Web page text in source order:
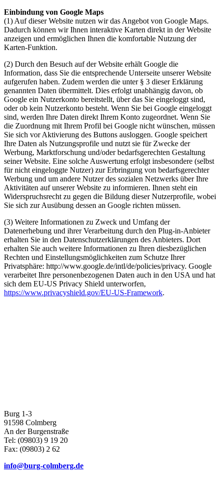
Einbindung von Google Maps
(1) Auf dieser Website nutzen wir das Angebot von Google Maps.
Dadurch können wir Ihnen interaktive Karten direkt in der Website
anzeigen und ermöglichen Ihnen die komfortable Nutzung der
Karten-Funktion.
(2) Durch den Besuch auf der Website erhält Google die
Information, dass Sie die entsprechende Unterseite unserer Website
aufgerufen haben. Zudem werden die unter § 3 dieser Erklärung
genannten Daten übermittelt. Dies erfolgt unabhängig davon, ob
Google ein Nutzerkonto bereitstellt, über das Sie eingeloggt sind,
oder ob kein Nutzerkonto besteht. Wenn Sie bei Google eingeloggt
sind, werden Ihre Daten direkt Ihrem Konto zugeordnet. Wenn Sie
die Zuordnung mit Ihrem Profil bei Google nicht wünschen, müssen
Sie sich vor Aktivierung des Buttons ausloggen. Google speichert
Ihre Daten als Nutzungsprofile und nutzt sie für Zwecke der
Werbung, Marktforschung und/oder bedarfsgerechten Gestaltung
seiner Website. Eine solche Auswertung erfolgt insbesondere (selbst
für nicht eingeloggte Nutzer) zur Erbringung von bedarfsgerechter
Werbung und um andere Nutzer des sozialen Netzwerks über Ihre
Aktivitäten auf unserer Website zu informieren. Ihnen steht ein
Widerspruchsrecht zu gegen die Bildung dieser Nutzerprofile, wobei
Sie sich zur Ausübung dessen an Google richten müssen.
(3) Weitere Informationen zu Zweck und Umfang der
Datenerhebung und ihrer Verarbeitung durch den Plug-in-Anbieter
erhalten Sie in den Datenschutzerklärungen des Anbieters. Dort
erhalten Sie auch weitere Informationen zu Ihren diesbezüglichen
Rechten und Einstellungsmöglichkeiten zum Schutze Ihrer
Privatsphäre: http://www.google.de/intl/de/policies/privacy. Google
verarbeitet Ihre personenbezogenen Daten auch in den USA und hat
sich dem EU-US Privacy Shield unterworfen,
https://www.privacyshield.gov/EU-US-Framework.
Burg 1-3
91598 Colmberg
An der Burgenstraße
Tel: (09803) 9 19 20
Fax: (09803) 2 62
info@burg-colmberg.de